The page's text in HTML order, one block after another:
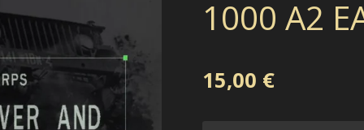
1000 A2
15,00 €